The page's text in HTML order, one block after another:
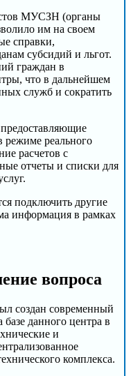
МУСЗН (органы
им на своем
справки,
субсидий и льгот.
граждан в
что в дальнейшем
служб и сократить
режиме реального
расчетов с
отчеты и списки для
подключить другие
информация в рамках
вопроса
создан современный
данного центра в
и
комплекса.